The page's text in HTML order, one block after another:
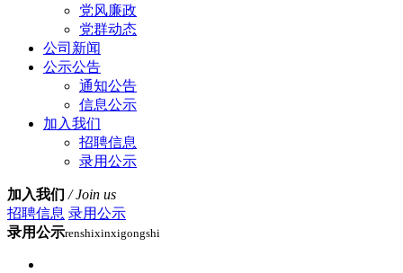
党风廉政
党群动态
公司新闻
公示公告
通知公告
信息公示
加入我们
招聘信息
录用公示
加入我们 / Join us
招聘信息 录用公示
录用公示renshixinxigongshi